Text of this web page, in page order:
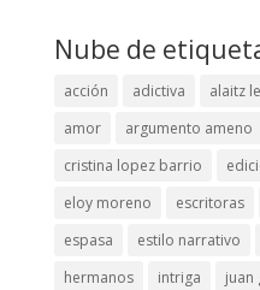
Nube de
acción adictiva alaitz
amor
argumento ameno
cristina lopez barrio
eloy moreno
escritoras
espasa
estilo narrativo
hermanos
intriga
juan